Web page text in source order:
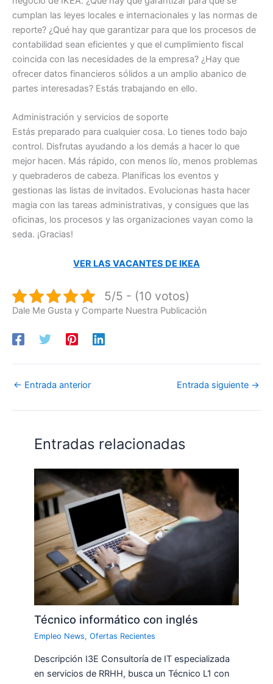
cumplan las leyes locales e internacionales y las normas de
reporte? ¿Qué hay que garantizar para que los procesos de
contabilidad sean eficientes y que el cumplimiento fiscal
coincida con las necesidades de la empresa? ¿Hay que
ofrecer datos financieros sólidos a un amplio abanico de
partes interesadas? Estás trabajando en ello.
Administración y servicios de soporte
Estás preparado para cualquier cosa. Lo tienes todo bajo
control. Disfrutas ayudando a los demás a hacer lo que
mejor hacen. Más rápido, con menos lío, menos problemas
y quebraderos de cabeza. Planificas los eventos y
gestionas las listas de invitados. Evolucionas hasta hacer
magia con las tareas administrativas, y consigues que las
oficinas, los procesos y las organizaciones vayan como la
seda. ¡Gracias!
VER LAS VACANTES DE IKEA
5/5 - (10 votos)
Dale Me Gusta y Comparte Nuestra Publicación
← Entrada anterior Entrada siguiente →
Entradas relacionadas
Técnico informático con inglés
Empleo News,Ofertas Recientes
Descripción I3E Consultoría de IT especializada
en servicios de RRHH, busca un Técnico L1 con